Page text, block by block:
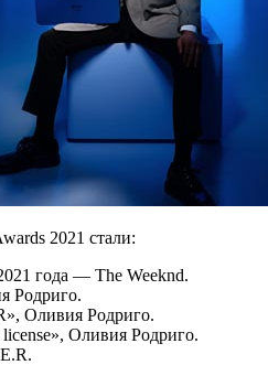
2021 стали:
года — The Weeknd.
Родриго.
Оливия Родриго.
Оливия Родриго.